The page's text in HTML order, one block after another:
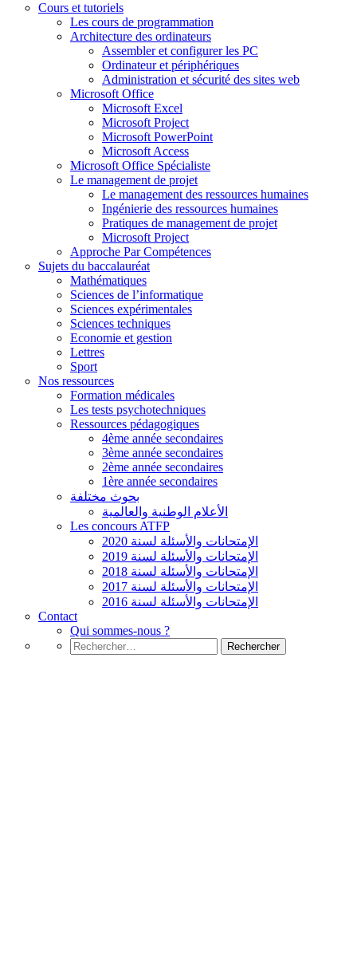
Cours et tutoriels
Les cours de programmation
Architecture des ordinateurs
Assembler et configurer les PC
Ordinateur et périphériques
Administration et sécurité des sites web
Microsoft Office
Microsoft Excel
Microsoft Project
Microsoft PowerPoint
Microsoft Access
Microsoft Office Spécialiste
Le management de projet
Le management des ressources humaines
Ingénierie des ressources humaines
Pratiques de management de projet
Microsoft Project
Approche Par Compétences
Sujets du baccalauréat
Mathématiques
Sciences de l’informatique
Sciences expérimentales
Sciences techniques
Economie et gestion
Lettres
Sport
Nos ressources
Formation médicales
Les tests psychotechniques
Ressources pédagogiques
4ème année secondaires
3ème année secondaires
2ème année secondaires
1ère année secondaires
بحوث مختلفة
الأعلام الوطنية والعالمية
Les concours ATFP
الإمتحانات والأسئلة لسنة 2020
الإمتحانات والأسئلة لسنة 2019
الإمتحانات والأسئلة لسنة 2018
الإمتحانات والأسئلة لسنة 2017
الإمتحانات والأسئلة لسنة 2016
Contact
Qui sommes-nous ?
Rechercher :